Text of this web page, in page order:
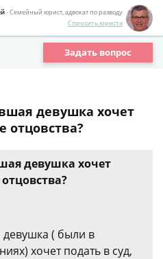
- Семейный юрист, адвокат по разводу
Спросить юриста
Задать вопрос
девушка хочет
отцовства?
девушка хочет
девушка ( были в
хочет подать в суд,